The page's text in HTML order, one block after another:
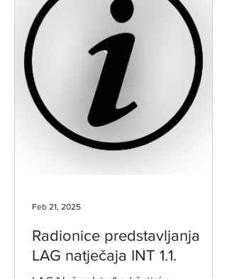
Radionice predstavljanja
LAG natječaja INT 1.1.
Feb 21, 2025